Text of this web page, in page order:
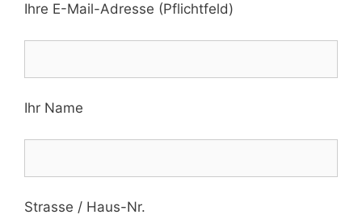
Ihre E-Mail-Adresse (Pflichtfeld)
Ihr Name
Strasse / Haus-Nr.